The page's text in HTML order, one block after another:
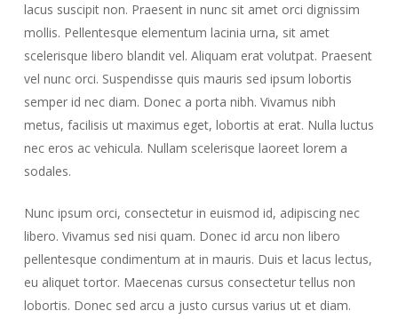
lacus suscipit non. Praesent in nunc sit amet orci dignissim
mollis. Pellentesque elementum lacinia urna, sit amet
scelerisque libero blandit vel. Aliquam erat volutpat. Praesent
vel nunc orci. Suspendisse quis mauris sed ipsum lobortis
semper id nec diam. Donec a porta nibh. Vivamus nibh
metus, facilisis ut maximus eget, lobortis at erat. Nulla luctus
nec eros ac vehicula. Nullam scelerisque laoreet lorem a
sodales.
Nunc ipsum orci, consectetur in euismod id, adipiscing nec
libero. Vivamus sed nisi quam. Donec id arcu non libero
pellentesque condimentum at in mauris. Duis et lacus lectus,
eu aliquet tortor. Maecenas cursus consectetur tellus non
lobortis. Donec sed arcu a justo cursus varius ut et diam.